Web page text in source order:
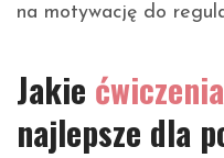
na motywację do
Jakie ćwiczenia
najlepsze dla